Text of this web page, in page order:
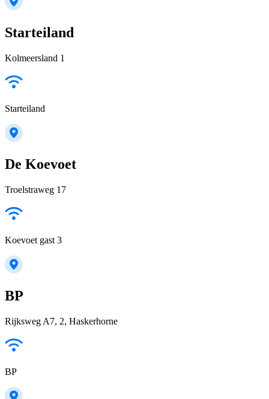
Starteiland
Kolmeersland 1
Starteiland
De Koevoet
Troelstraweg 17
Koevoet gast 3
BP
Rijksweg A7, 2, Haskerhorne
BP